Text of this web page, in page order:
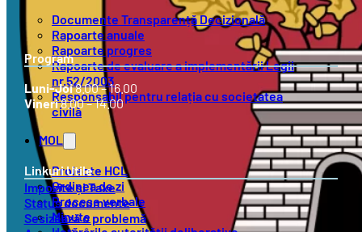
Documente Transparență Decizională
Rapoarte anuale
Rapoarte progres
Rapoarte de evaluare a implementării Legii
nr.52/2003
Responsabil pentru relația cu societatea
civilă
MOL
Proiecte HCL
Ordinea de zi
Procese verbale
Minute
Program
Luni-Joi8.00 – 16.00
Vineri8.00 – 14.00
Linkuri Utile
Impozite și Taxe
Status documente
Sesizează o problemă